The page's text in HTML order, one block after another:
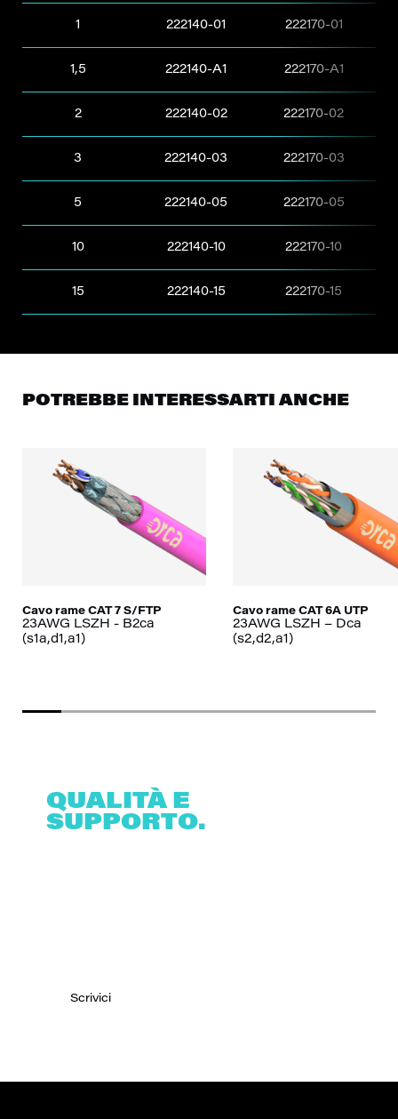
1 222140-01 222170-01
1,5 222140-A1 222170-A1
2 222140-02 222170-02
3 222140-03 222170-03
5 222140-05 222170-05
10 222140-10 222170-10
15 222140-15 222170-15
POTREBBE INTERESSARTI ANCHE
Cavo rame CAT 7 S/FTP
23AWG LSZH - B2ca
(s1a,d1,a1)
Cavo rame CAT 6A UTP
23AWG LSZH – Dca
(s2,d2,a1)
QUALITÀ E
SUPPORTO.
Scrivici